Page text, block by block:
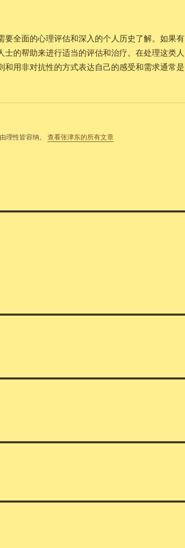
要全面的心理评估和深入的个人历史了解。如果有
士的帮助来进行适当的评估和治疗。在处理这类人
和用非对抗性的方式表达自己的感受和需求通常是
理性皆容纳。 查看张津东的所有文章